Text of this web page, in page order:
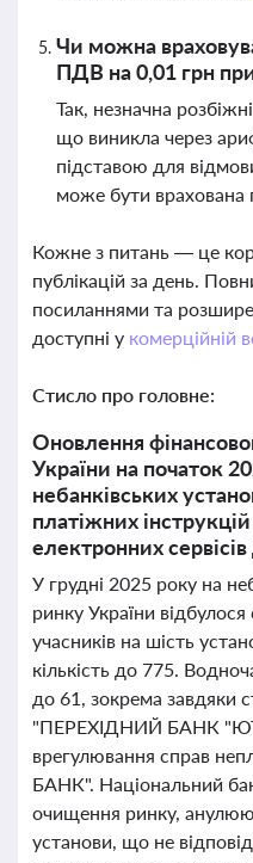
Чи можна
ПДВ на 0,01 грн
Так, незначна
що виникла через
підставою для
може бути врахована
Кожне з питань — це
публікацій за день.
посиланнями та
доступні у комерційній
Стисло про головне:
Оновлення
України на початок
небанківських
платіжних
електронних
У грудні 2025 року на
ринку України відбулося
учасників на шість
кількість до 775.
до 61, зокрема завдяки
"ПЕРЕХІДНИЙ БАНК
врегулювання справ
БАНК". Національний
очищення ринку,
установи, що не